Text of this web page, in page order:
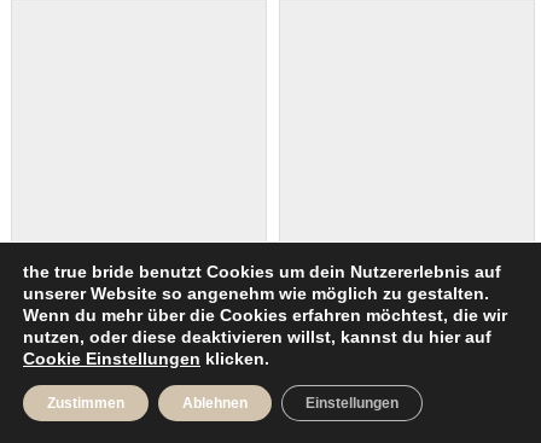
the true bride benutzt Cookies um dein Nutzererlebnis auf
unserer Website so angenehm wie möglich zu gestalten.
Wenn du mehr über die Cookies erfahren möchtest, die wir
nutzen, oder diese deaktivieren willst, kannst du hier auf
Cookie Einstellungen klicken.
Zustimmen Ablehnen Einstellungen